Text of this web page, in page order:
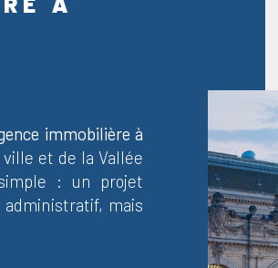
immobilière à
et de la Vallée
: un projet
administratif, mais